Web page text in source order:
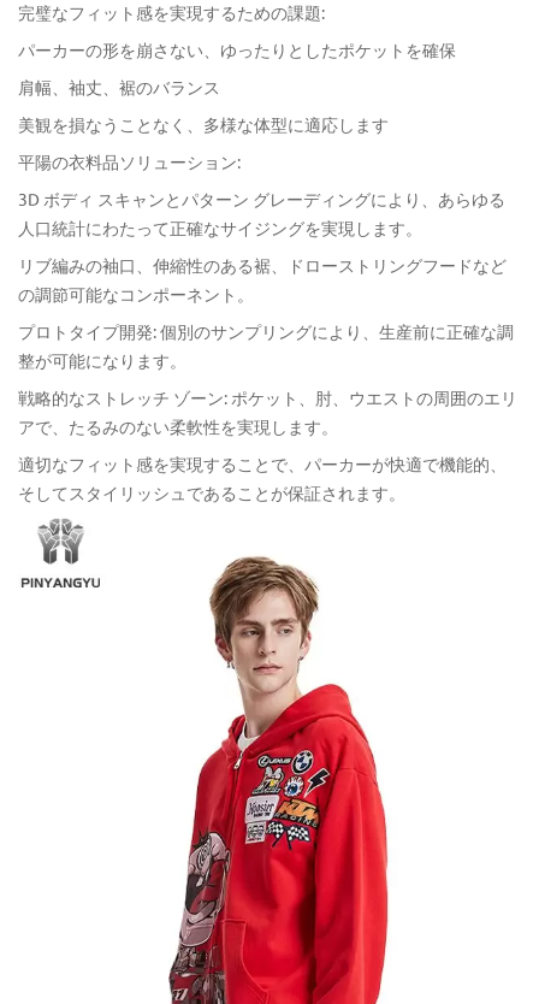
完璧なフィット感を実現するための課題:
パーカーの形を崩さない、ゆったりとしたポケットを確保
肩幅、袖丈、裾のバランス
美観を損なうことなく、多様な体型に適応します
平陽の衣料品ソリューション:
3D ボディ スキャンとパターン グレーディングにより、あらゆる
人口統計にわたって正確なサイジングを実現します。
リブ編みの袖口、伸縮性のある裾、ドローストリングフードなど
の調節可能なコンポーネント。
プロトタイプ開発: 個別のサンプリングにより、生産前に正確な調
整が可能になります。
戦略的なストレッチ ゾーン: ポケット、肘、ウエストの周囲のエリ
アで、たるみのない柔軟性を実現します。
適切なフィット感を実現することで、パーカーが快適で機能的、
そしてスタイリッシュであることが保証されます。